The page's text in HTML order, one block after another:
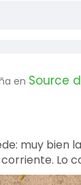
en Source
muy bien
Lo